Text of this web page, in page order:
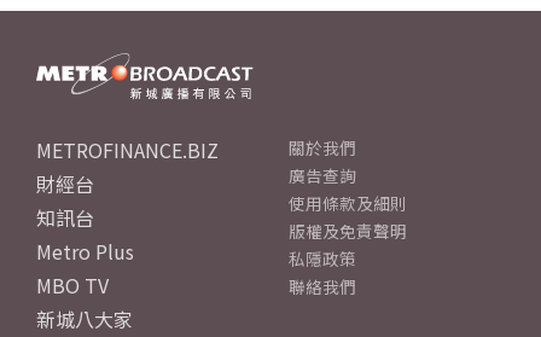
METROFINANCE.BIZ
財經台
知訊台
Metro Plus
MBO TV
新城八大家
關於我們
廣告查詢
使用條款及細則
版權及免責聲明
私隱政策
聯絡我們